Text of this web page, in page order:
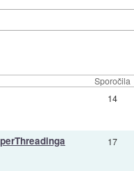
Sporočila
14
17